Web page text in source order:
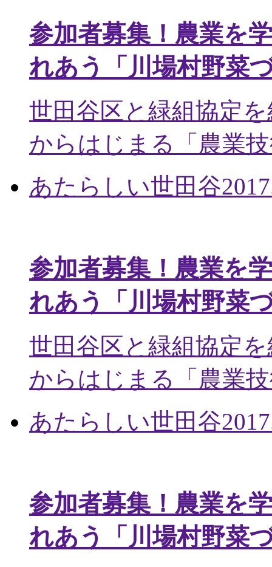
参加者募集！農業を
れあう「川場村野菜
世田谷区と緑組協定
からはじまる「農業
あたらしい世田谷
参加者募集！農業を
れあう「川場村野菜
世田谷区と緑組協定
からはじまる「農業
あたらしい世田谷
参加者募集！農業を
れあう「川場村野菜